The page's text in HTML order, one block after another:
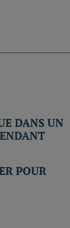
DANS UN
POUR